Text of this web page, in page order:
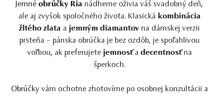
Jemné obrúčky Ria nádherne oživia váš svadobný deň,
ale aj zvyšok spoločného života. Klasická kombinácia
žltého zlata a jemným diamantov na dámskej verzii
prsteňa – pánska obrúčka je bez ozdôb, je spoľahlivou
voľbou, ak preferujete jemnosťa decentnosťna
šperkoch.
Obrúčky vám ochotne zhotovíme po osobnej konzultácii a